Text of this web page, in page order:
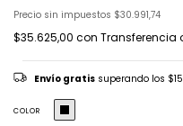
Precio sin impuestos $30.991,74
$35.625,00 con Transferencia
Envío gratis superando los
COLOR